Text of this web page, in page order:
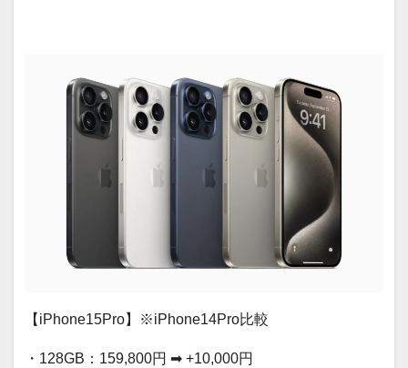
【iPhone15Pro】※iPhone14Pro比較
・128GB：159,800円 ➡ +10,000円